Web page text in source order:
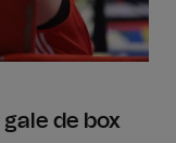
de box